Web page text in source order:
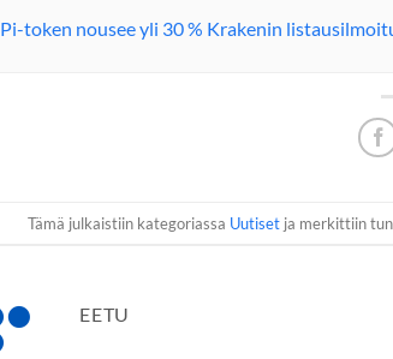
Pi-token nousee yli 30 % Krakenin
Tämä julkaistiin kategoriassa Uutisetja merkittiin
EETU